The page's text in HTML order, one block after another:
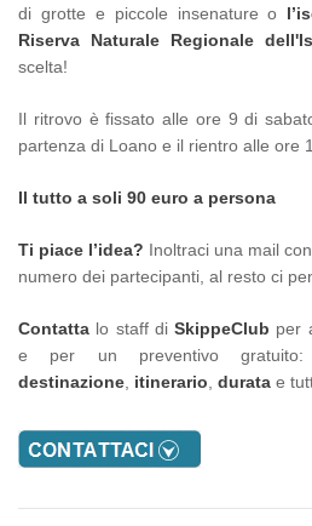
di grotte e piccole insenature o
Riserva Naturale Regionale
scelta!
Il ritrovo è fissato alle ore 9 di
partenza di Loano e il rientro alle ore
Il tutto a soli 90 euro a persona
Ti piace l’idea? Inoltraci una mail
numero dei partecipanti, al resto ci
Contatta lo staff diSkippeClub per
e per un preventivo gratuito:
destinazione itinerario durata e